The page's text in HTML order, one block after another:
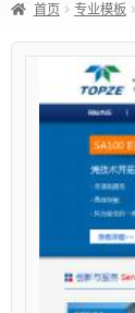
首页 专业模板